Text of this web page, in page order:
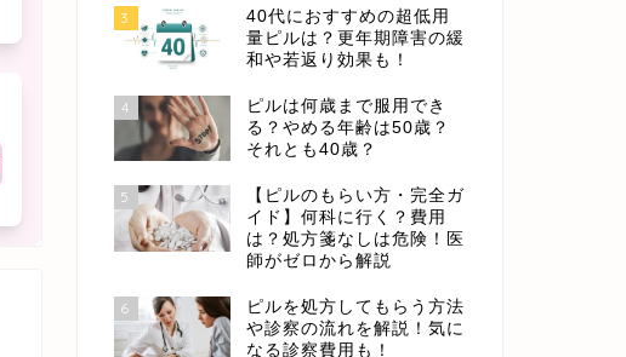
3
40代におすすめの超低用
量ピルは？更年期障害の緩
和や若返り効果も！
4
ピルは何歳まで服用でき
る？やめる年齢は50歳？
それとも40歳？
5
【ピルのもらい方・完全ガ
イド】何科に行く？費用
は？処方箋なしは危険！医
師がゼロから解説
6
ピルを処方してもらう方法
や診察の流れを解説！気に
なる診察費用も！